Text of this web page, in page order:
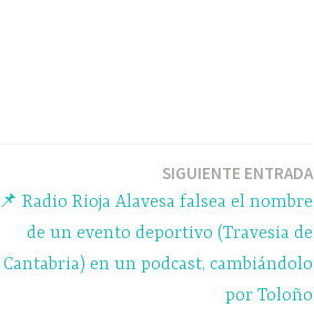
SIGUIENTE ENTRADA
📌 Radio Rioja Alavesa falsea el nombre
de un evento deportivo (Travesia de
Cantabria) en un podcast, cambiándolo
por Toloño